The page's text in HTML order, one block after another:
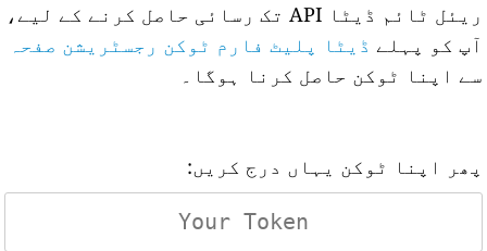
ریئل ٹائم ڈیٹا API تک رسائی حاصل کرنے کے لیے،
آپ کو پہلے ڈیٹا پلیٹ فارم ٹوکن رجسٹریشن صفحہ
سے اپنا ٹوکن حاصل کرنا ہوگا۔
پھر اپنا ٹوکن یہاں درج کریں: